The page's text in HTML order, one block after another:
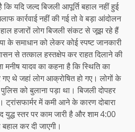
कि यदि जल्द बिजली आपूर्ति बहाल नहीं हुई
कार्रवाई नहीं की गई तो वे बड़ा आंदोलन
हजारों लोग बिजली संकट से जूझ रहे हैं
के समाधान को लेकर कोई स्पष्ट जानकारी
से तत्काल हस्तक्षेप कर राहत दिलाने की
मनीष यादव का कहना है कि स्थिति का
थे जहां लोग आक्रोषित हो गए। लोगों के
को बुलाना पड़ा था। बिजली दोपहर
ट्रांसफार्मर में कमी आने के कारण दोबारा
युद्ध स्तर पर काम जारी है और शाम 4:00
कर दी जाएगी।